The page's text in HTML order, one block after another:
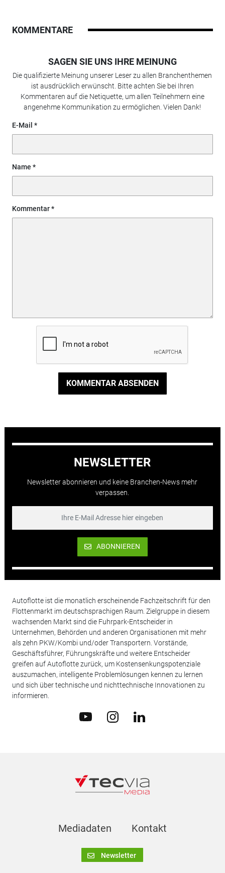
KOMMENTARE
SAGEN SIE UNS IHRE MEINUNG
Die qualifizierte Meinung unserer Leser zu allen Branchenthemen
ist ausdrücklich erwünscht. Bitte achten Sie bei Ihren
Kommentaren auf die Netiquette, um allen Teilnehmern eine
angenehme Kommunikation zu ermöglichen. Vielen Dank!
E-Mail
Name
Kommentar
KOMMENTAR ABSENDEN
NEWSLETTER
Newsletter abonnieren und keine Branchen-News mehr
verpassen.
ABONNIEREN
Autoflotte ist die monatlich erscheinende Fachzeitschrift für den
Flottenmarkt im deutschsprachigen Raum. Zielgruppe in diesem
wachsenden Markt sind die Fuhrpark-Entscheider in
Unternehmen, Behörden und anderen Organisationen mit mehr
als zehn PKW/Kombi und/oder Transportern. Vorstände,
Geschäftsführer, Führungskräfte und weitere Entscheider
greifen auf Autoflotte zurück, um Kostensenkungspotenziale
auszumachen, intelligente Problemlösungen kennen zu lernen
und sich über technische und nichttechnische Innovationen zu
informieren.
Mediadaten Kontakt
Newsletter